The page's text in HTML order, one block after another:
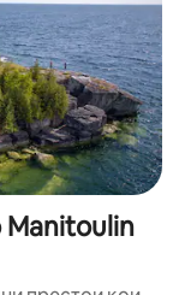
Manitoulin